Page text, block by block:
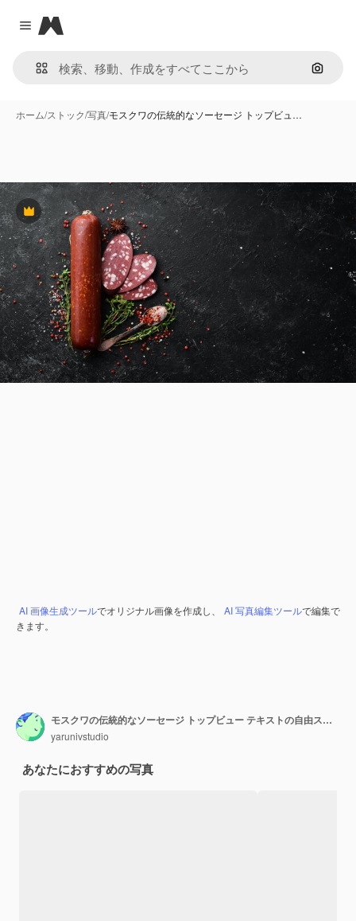
Close menu
Magnific
画像で
ホーム/ストック/写真/モスクワの伝統的なソーセージ トップビュ…
Premium
AI 画像生成ツールでオリジナル画像を作成し、 AI 写真編集ツールで編集で
きます。
モスクワの伝統的なソーセージ トップビュー テキストの自由スペース
yarunivstudio
あなたにおすすめの写真